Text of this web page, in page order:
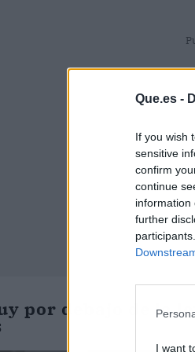
Que.es -
If you wish
sensitive
confirm
continue
information
further
I want
por debajo de la